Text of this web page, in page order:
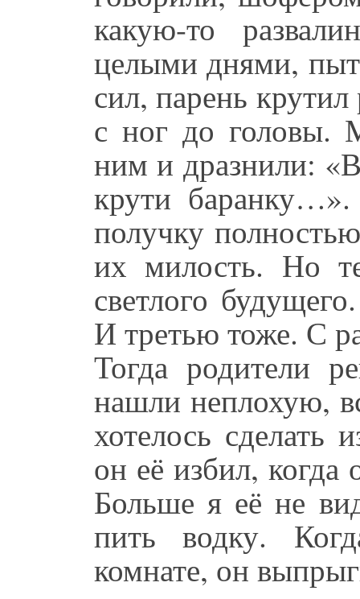
какую-то
целыми днями,
сил, парень
с ног до головы.
ним и дразнили:
крути
получку
их милость. Но
светлого
И третью тоже. С
Тогда родители
нашли неплохую,
хотелось сделать
он её избил, когда
Больше я её не
пить водку.
комнате, он